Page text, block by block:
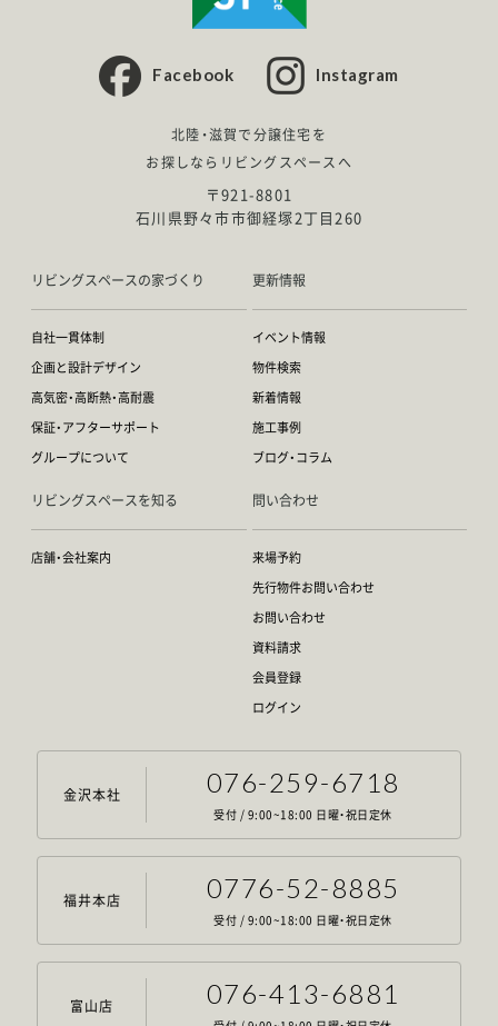
Facebook Instagram
北陸・滋賀で分譲住宅を
お探しならリビングスペースへ
〒921-8801
石川県野々市市御経塚2丁目260
リビングスペースの家づくり
自社一貫体制
企画と設計デザイン
高気密・高断熱・高耐震
保証・アフターサポート
グループについて
更新情報
イベント情報
物件検索
新着情報
施工事例
ブログ・コラム
リビングスペースを知る
店舗・会社案内
問い合わせ
来場予約
先行物件お問い合わせ
お問い合わせ
資料請求
会員登録
ログイン
金沢本社 076-259-6718
受付 / 9:00~18:00 日曜・祝日定休
福井本店 0776-52-8885
受付 / 9:00~18:00 日曜・祝日定休
富山店 076-413-6881